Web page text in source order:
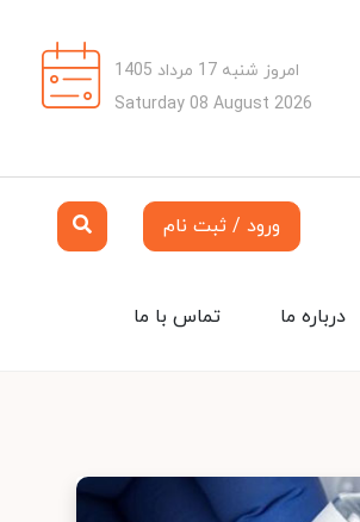
امروز شنبه 17 مرداد 1405
Saturday 08 August 2026
ورود / ثبت نام
تماس با ما درباره ما